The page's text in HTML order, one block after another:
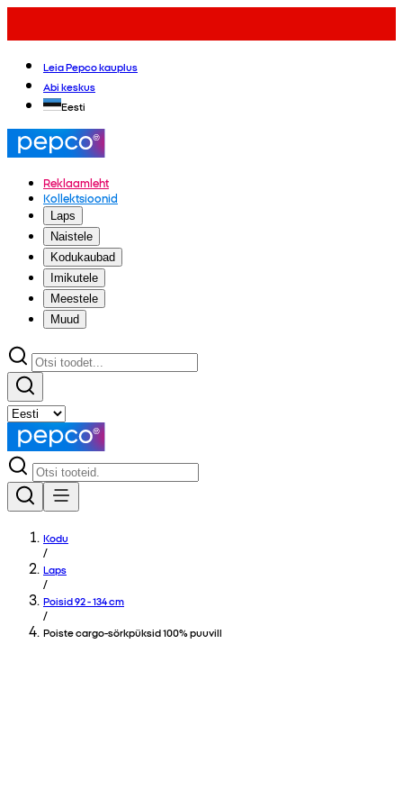
Leia Pepco kauplus
Abi keskus
Eesti
Reklaamleht
Kollektsioonid
Laps
Naistele
Kodukaubad
Imikutele
Meestele
Muud
Kodu
/
Laps
/
Poisid 92 - 134 cm
/
Poiste cargo-sörkpüksid 100% puuvill